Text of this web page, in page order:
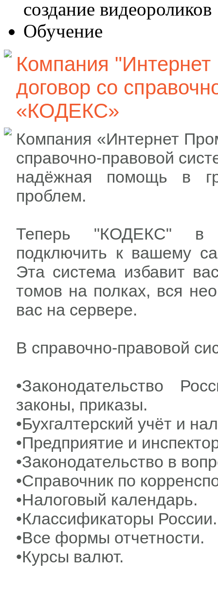
создание видеороликов
Обучение
Компания
договор со
«КОДЕКС»
Компания «Интернет
справочно-правовой
надёжная помощь в
проблем.
Теперь "КОДЕКС" в
подключить к вашему
Эта система избавит
томов на полках, вся
вас на сервере.
В справочно-правовой
•Законодательство
законы, приказы.
•Бухгалтерский учёт и
•Предприятие и
•Законодательство в
•Справочник по
•Налоговый календарь.
•Классификаторы России.
•Все формы отчетности.
•Курсы валют.